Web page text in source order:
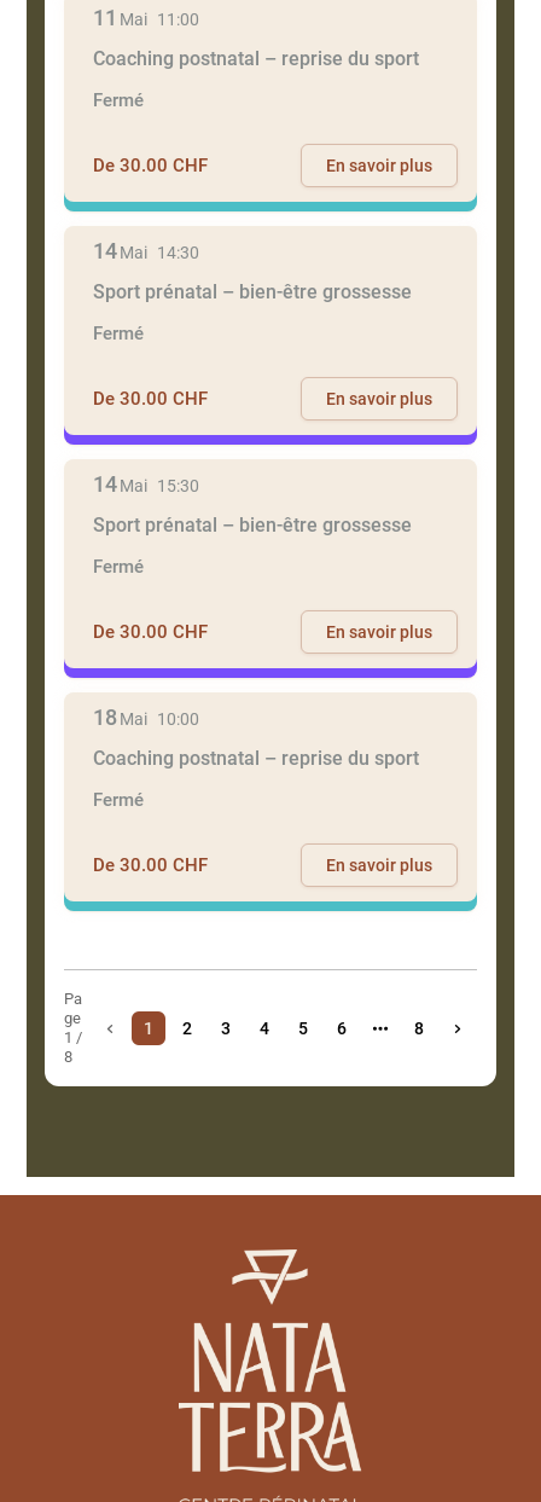
11 Mai 11:00
Coaching postnatal – reprise du sport
Fermé
De 30.00 CHF En savoir plus
14Mai 14:30
Sport prénatal – bien-être grossesse
Fermé
De 30.00 CHF En savoir plus
14Mai 15:30
Sport prénatal – bien-être grossesse
Fermé
De 30.00 CHF En savoir plus
18Mai 10:00
Coaching postnatal – reprise du sport
Fermé
De 30.00 CHF En savoir plus
Pa
ge
1 /
8
1 2 3 4 5 6 8